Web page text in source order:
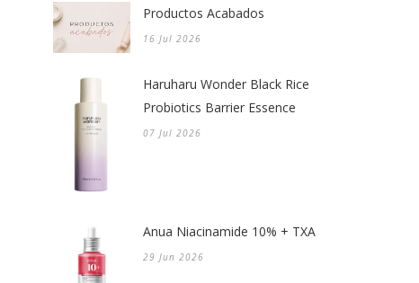
Productos Acabados
16 Jul 2026
Haruharu Wonder Black Rice
Probiotics Barrier Essence
07 Jul 2026
Anua Niacinamide 10% + TXA
29 Jun 2026